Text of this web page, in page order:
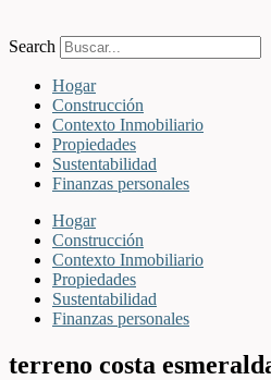
Search
Hogar
Construcción
Contexto Inmobiliario
Propiedades
Sustentabilidad
Finanzas personales
Hogar
Construcción
Contexto Inmobiliario
Propiedades
Sustentabilidad
Finanzas personales
terreno costa